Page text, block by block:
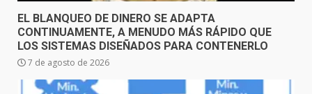
EL BLANQUEO DE DINERO SE ADAPTA
CONTINUAMENTE, A MENUDO MÁS RÁPIDO QUE
LOS SISTEMAS DISEÑADOS PARA CONTENERLO
7 de agosto de 2026